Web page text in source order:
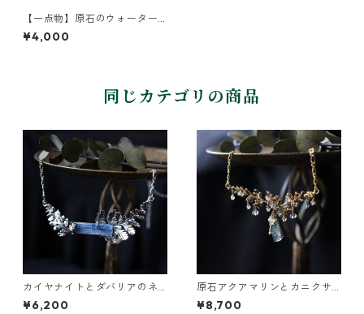
【一点物】原石のウォーター
メロントルマリンのネックレ
ス
¥4,000
同じカテゴリの商品
カイヤナイトとダバリアのネ
ックレス
¥6,200
原石アクアマリンとカニクサ
の葉の雫ネックレス
¥8,700